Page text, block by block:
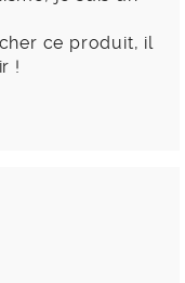
ce produit, il
!